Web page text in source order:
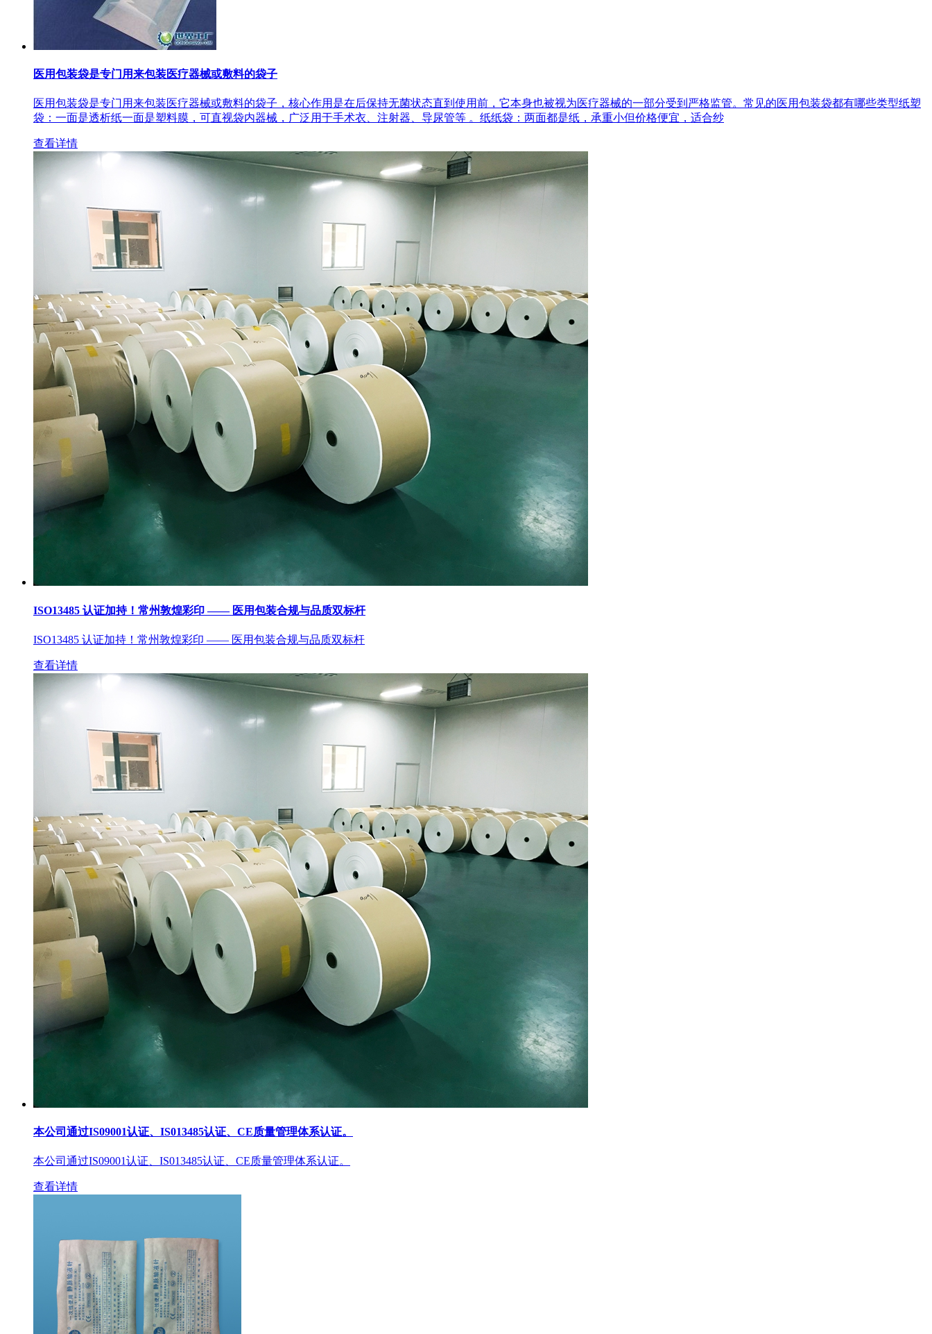
医用包装袋‌是专门用来包装医疗器械或敷料的袋子
医用包装袋‌是专门用来包装医疗器械或敷料的袋子，核心作用是在后‌保持无菌状态‌直到使用前，它本身也被视为医疗器械的一部分受到严格监管。常见的医用包装袋都有哪些类型‌纸塑
袋‌：一面是透析纸一面是塑料膜，可直视袋内器械，广泛用于手术衣、注射器、导尿管等 。‌纸纸袋‌：两面都是纸，承重小但价格便宜，适合纱
查看详情
ISO13485 认证加持！常州敦煌彩印 —— 医用包装合规与品质双标杆
ISO13485 认证加持！常州敦煌彩印 —— 医用包装合规与品质双标杆
查看详情
本公司通过IS09001认证、IS013485认证、CE质量管理体系认证。
本公司通过IS09001认证、IS013485认证、CE质量管理体系认证。
查看详情